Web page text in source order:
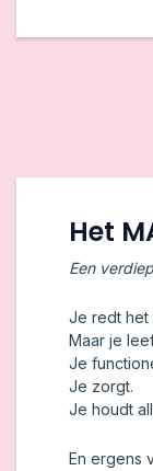
Het
Een
Je redt het
Maar je
Je
Je zorgt.
Je houdt
En ergens